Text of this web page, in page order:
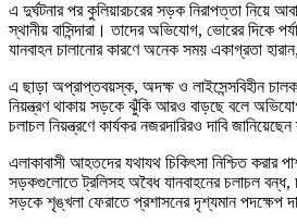
এ দুর্ঘটনার পর কুলিয়ারচরের সড়ক নিরাপত্তা নিয়ে
স্থানীয় বাসিন্দারা। তাদের অভিযোগ, ভোরের দিকে
যানবাহন চালানোর কারণে অনেক সময় একাগ্রতা
এ ছাড়া অপ্রাপ্তবয়স্ক, অদক্ষ ও লাইসেন্সবিহীন
নিয়ন্ত্রণ থাকায় সড়কে ঝুঁকি আরও বাড়ছে বলে
চলাচল নিয়ন্ত্রণে কার্যকর নজরদারিরও দাবি জানিয়েছেন
এলাকাবাসী আহতদের যথাযথ চিকিৎসা নিশ্চিত করার
সড়কগুলোতে ট্রলিসহ অবৈধ যানবাহনের চলাচল বন্ধ,
সড়কে শৃঙ্খলা ফেরাতে প্রশাসনের দৃশ্যমান পদক্ষেপ